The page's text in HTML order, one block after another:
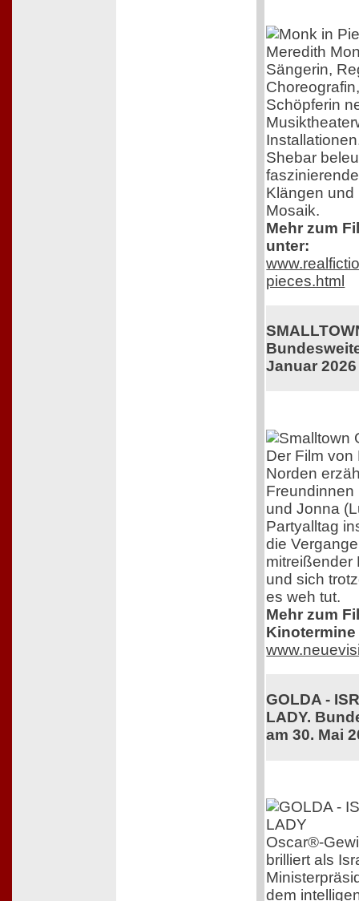
Meredith
Sängerin,
Schöpferin
Shebar
Klängen und
Mosaik.
Mehr zum
unter:
pieces.html
Januar 2026
Der Film von
Norden
Freundinnen
und Jonna
Partyalltag
die
mitreißender
und sich
es weh tut.
Mehr zum
GOLDA -
LADY.
am 30. Mai
Oscar®-
brilliert als
dem